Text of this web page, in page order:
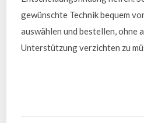
gewünschte Technik bequem
auswählen und bestellen, ohne
Unterstützung verzichten zu